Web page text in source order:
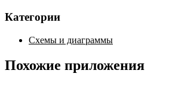
Категории
Схемы и диаграммы
Похожие приложения